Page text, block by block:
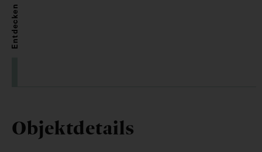
Entdecken
Objektdetails